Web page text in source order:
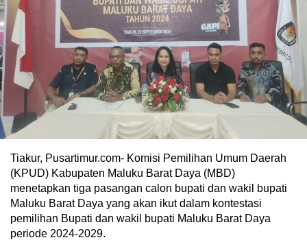
Tiakur, Pusartimur.com- Komisi Pemilihan Umum Daerah
(KPUD) Kabupaten Maluku Barat Daya (MBD)
menetapkan tiga pasangan calon bupati dan wakil bupati
Maluku Barat Daya yang akan ikut dalam kontestasi
pemilihan Bupati dan wakil bupati Maluku Barat Daya
periode 2024-2029.